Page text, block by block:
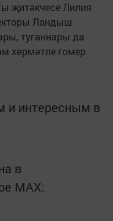
җитәкчесе Лилия
Ландыш
туганнары да
хөрмәтле гомер
и интересным в
в
MАХ: